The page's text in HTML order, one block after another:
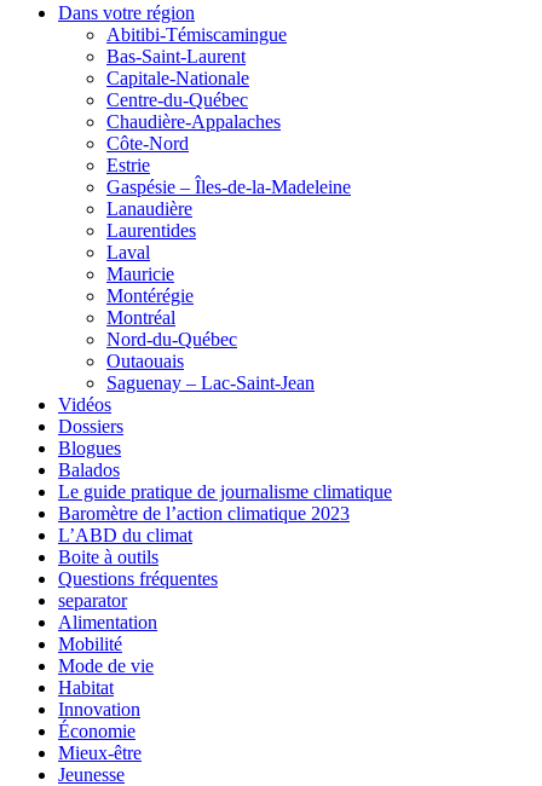
Dans votre région
Abitibi-Témiscamingue
Bas-Saint-Laurent
Capitale-Nationale
Centre-du-Québec
Chaudière-Appalaches
Côte-Nord
Estrie
Gaspésie – Îles-de-la-Madeleine
Lanaudière
Laurentides
Laval
Mauricie
Montérégie
Montréal
Nord-du-Québec
Outaouais
Saguenay – Lac-Saint-Jean
Vidéos
Dossiers
Blogues
Balados
Le guide pratique de journalisme climatique
Baromètre de l’action climatique 2023
L’ABD du climat
Boite à outils
Questions fréquentes
separator
Alimentation
Mobilité
Mode de vie
Habitat
Innovation
Économie
Mieux-être
Jeunesse